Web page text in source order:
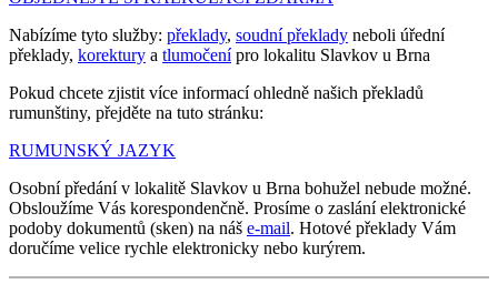
Nabízíme tyto služby: překlady, soudní překlady neboli úřední
překlady, korektury a tlumočenípro lokalitu Slavkov u Brna
Pokud chcete zjistit více informací ohledně našich překladů
rumunštiny, přejděte na tuto stránku:
RUMUNSKÝ JAZYK
Osobní předání v lokalitě Slavkov u Brna bohužel nebude možné.
Obsloužíme Vás korespondenčně. Prosíme o zaslání elektronické
podoby dokumentů (sken) na náš e-mail. Hotové překlady Vám
doručíme velice rychle elektronicky nebo kurýrem.